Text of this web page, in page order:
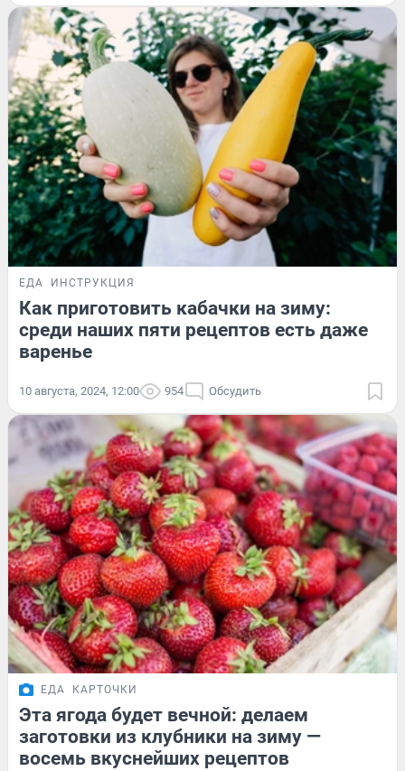
ЕДА ИНСТРУКЦИЯ
Как приготовить кабачки на зиму:
среди наших пяти рецептов есть даже
варенье
10 августа, 2024, 12:00 954 Обсудить
ЕДА КАРТОЧКИ
Эта ягода будет вечной: делаем
заготовки из клубники на зиму —
восемь вкуснейших рецептов